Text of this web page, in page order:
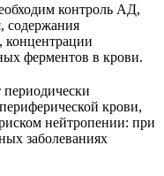
контроль АД,
содержания
концентрации
ферментов в крови.
периодически
крови,
нейтропении: при
заболеваниях